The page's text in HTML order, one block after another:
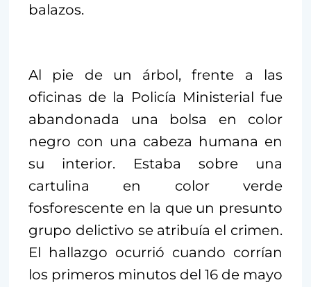
balazos.
Al pie de un árbol, frente a las
oficinas de la Policía Ministerial fue
abandonada una bolsa en color
negro con una cabeza humana en
su interior. Estaba sobre una
cartulina en color verde
fosforescente en la que un presunto
grupo delictivo se atribuía el crimen.
El hallazgo ocurrió cuando corrían
los primeros minutos del 16 de mayo